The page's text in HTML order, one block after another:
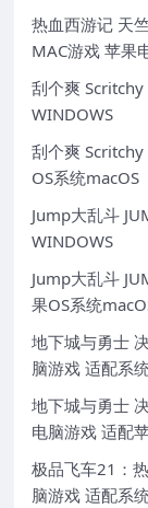
热血西游记 天
MAC游戏 苹果
刮个爽
WINDOWS
刮个爽
OS系统macOS
Jump大乱斗
WINDOWS
Jump大乱斗
果OS系统
地下城与勇士
脑游戏 适配系
地下城与勇士
电脑游戏 适配
极品飞车21：
脑游戏 适配系